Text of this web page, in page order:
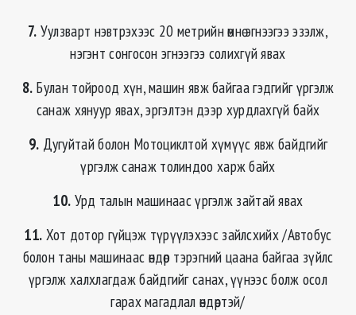
7. Уулзварт нэвтрэхээс 20 метрийн өмнө эгнээгээ эзэлж,
нэгэнт сонгосон эгнээгээ солихгүй явах
8. Булан тойроод хүн, машин явж байгаа гэдгийг үргэлж
санаж хянуур явах, эргэлтэн дээр хурдлахгүй байх
9. Дугуйтай болон Мотоциклтой хүмүүс явж байдгийг
үргэлж санаж толиндоо харж байх
10. Урд талын машинаас үргэлж зайтай явах
11. Хот дотор гүйцэж түрүүлэхээс зайлсхийх /Автобус
болон таны машинаас өндөр тэрэгний цаана байгаа зүйлс
үргэлж халхлагдаж байдгийг санах, үүнээс болж осол
гарах магадлал өндөртэй/